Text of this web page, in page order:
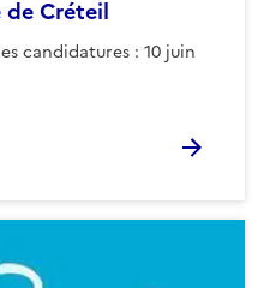
de Créteil
candidatures : 10 juin